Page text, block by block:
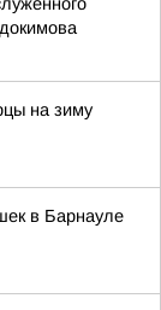
на зиму
в Барнауле